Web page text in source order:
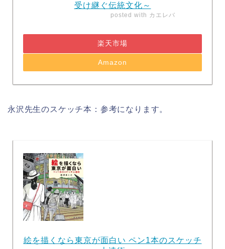
受け継ぐ伝統文化～
posted with カエレバ
楽天市場
Amazon
永沢先生のスケッチ本：参考になります。
絵を描くなら東京が面白い ペン1本のスケッチ